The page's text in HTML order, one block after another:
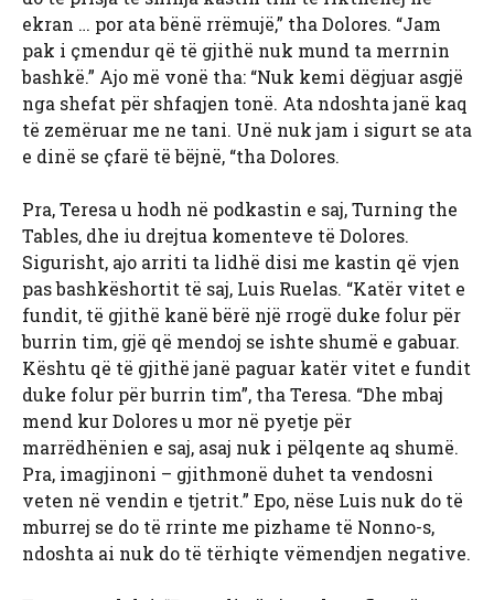
ekran … por ata bënë rrëmujë,” tha Dolores. “Jam
pak i çmendur që të gjithë nuk mund ta merrnin
bashkë.” Ajo më vonë tha: “Nuk kemi dëgjuar asgjë
nga shefat për shfaqjen tonë. Ata ndoshta janë kaq
të zemëruar me ne tani. Unë nuk jam i sigurt se ata
e dinë se çfarë të bëjnë, “tha Dolores.
Pra, Teresa u hodh në podkastin e saj, Turning the
Tables, dhe iu drejtua komenteve të Dolores.
Sigurisht, ajo arriti ta lidhë disi me kastin që vjen
pas bashkëshortit të saj, Luis Ruelas. “Katër vitet e
fundit, të gjithë kanë bërë një rrogë duke folur për
burrin tim, gjë që mendoj se ishte shumë e gabuar.
Kështu që të gjithë janë paguar katër vitet e fundit
duke folur për burrin tim”, tha Teresa. “Dhe mbaj
mend kur Dolores u mor në pyetje për
marrëdhënien e saj, asaj nuk i pëlqente aq shumë.
Pra, imagjinoni – gjithmonë duhet ta vendosni
veten në vendin e tjetrit.” Epo, nëse Luis nuk do të
mburrej se do të rrinte me pizhame të Nonno-s,
ndoshta ai nuk do të tërhiqte vëmendjen negative.